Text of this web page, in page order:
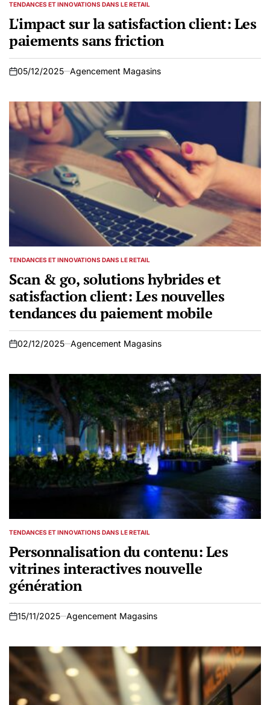
POSTED
TENDANCES ET INNOVATIONS DANS LE RETAIL
L'impact sur la satisfaction client: Les
paiements sans friction
on
05/12/2025 Agencement Magasins
POSTED
TENDANCES ET INNOVATIONS DANS LE RETAIL
Scan & go, solutions hybrides et
satisfaction client: Les nouvelles
tendances du paiement mobile
on
02/12/2025 Agencement Magasins
POSTED
TENDANCES ET INNOVATIONS DANS LE RETAIL
Personnalisation du contenu: Les
vitrines interactives nouvelle
génération
on
15/11/2025 Agencement Magasins